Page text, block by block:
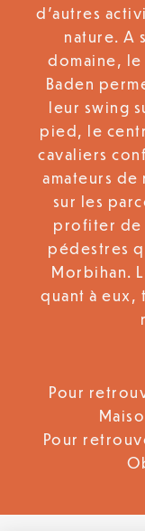
d’autres
nature. A
domaine,
Baden
leur swing
pied, le
cavaliers
amateurs de
sur les
profiter de
pédestres
Morbihan.
quant à eux,
Pour
Pour